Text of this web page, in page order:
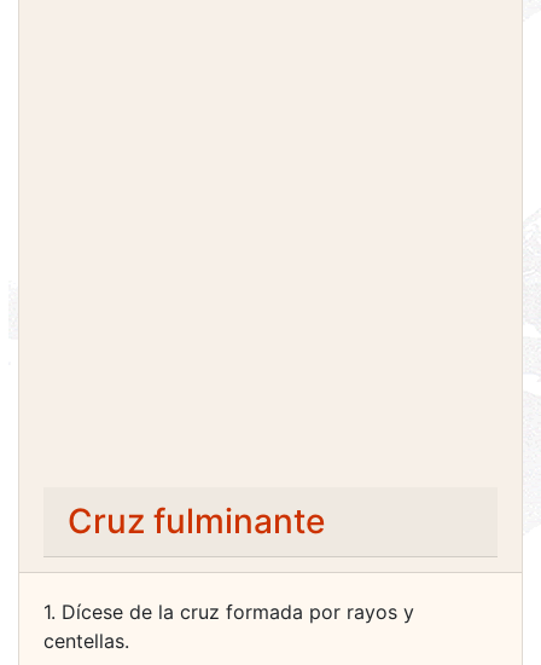
Cruz fulminante
1. Dícese de la cruz formada por rayos y
centellas.